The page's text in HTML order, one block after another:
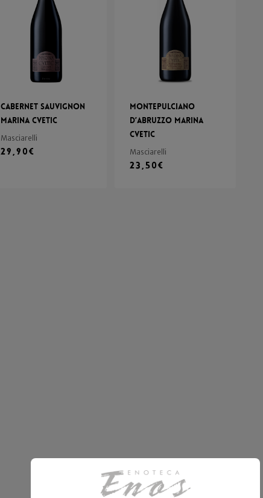
Cabernet Sauvignon
Marina Cvetic
Masciarelli
29,90€
Montepulciano
d’Abruzzo Marina
Cvetic
Masciarelli
23,50€